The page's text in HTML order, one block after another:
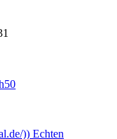
)) Echten